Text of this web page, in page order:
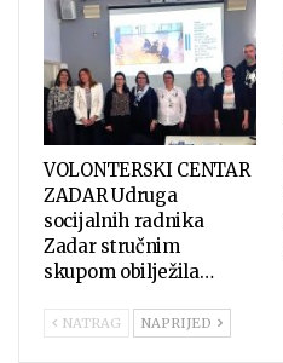
VOLONTERSKI CENTAR
ZADAR Udruga
socijalnih radnika
Zadar stručnim
skupom obilježila…
NATRAG NAPRIJED